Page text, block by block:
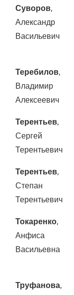
Суворов,
Александр
Васильевич
Теребилов,
Владимир
Алексеевич
Терентьев,
Сергей
Терентьевич
Терентьев,
Степан
Терентьевич
Токаренко,
Анфиса
Васильевна
Труфанова,